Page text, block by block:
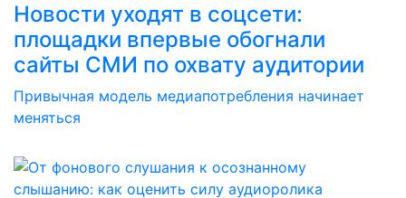
Новости уходят в соцсети:
площадки впервые обогнали
сайты СМИ по охвату аудитории
Привычная модель медиапотребления начинает
меняться